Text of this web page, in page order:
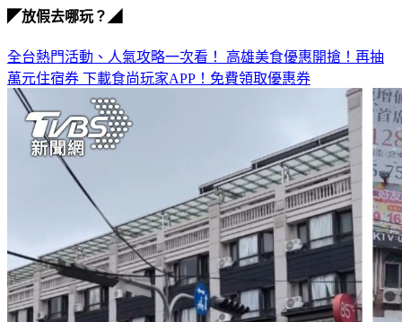
◤放假去哪玩？◢
全台熱門活動、人氣攻略一次看！ 高雄美食優惠開搶！再抽
萬元住宿券 下載食尚玩家APP！免費領取優惠券